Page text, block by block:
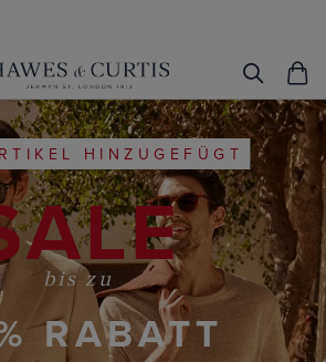
HINZUGEFÜGT
bis zu
RABATT